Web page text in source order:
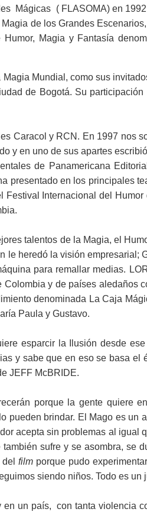
Mágicas ( FLASOMA) en
de los Grandes
Magia y Fantasía
Mundial, como sus
de Bogotá. Su
Caracol y RCN. En 1997 nos
y en uno de sus apartes
de Panamericana
presentado en los principales
Internacional del
talentos de la Magia, el
heredó la visión empresarial;
para remallar medias.
y de países aledaños
denominada La Caja
Paula y Gustavo.
esparcir la Ilusión desde
y sabe que en eso se basa el
JEFF McBRIDE.
porque la gente quiere
brindar. El Mago es un
acepta sin problemas al igual
sufre y se asombra, se
film porque pudo
siendo niños. Todo es un
un país, con tanta violencia